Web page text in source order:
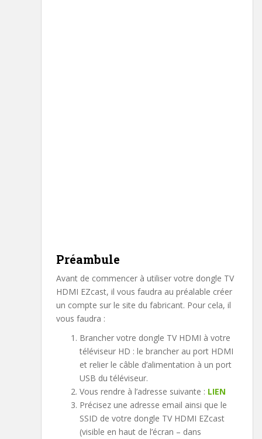
Préambule
Avant de commencer à utiliser votre dongle TV
HDMI EZcast, il vous faudra au préalable créer
un compte sur le site du fabricant. Pour cela, il
vous faudra :
Brancher votre dongle TV HDMI à votre
téléviseur HD : le brancher au port HDMI
et relier le câble d’alimentation à un port
USB du téléviseur.
Vous rendre à l’adresse suivante : LIEN
Précisez une adresse email ainsi que le
SSID de votre dongle TV HDMI EZcast
(visible en haut de l’écran – dans